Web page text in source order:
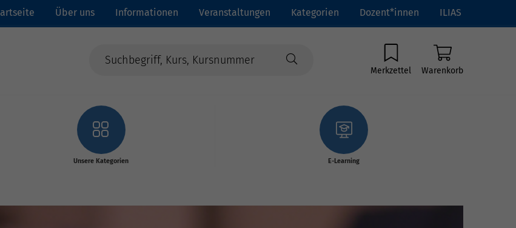
Über uns Informationen Veranstaltungen Kategorien Dozent*innen ILIAS
Merkzettel Warenkorb
Unsere Kategorien E-Learning